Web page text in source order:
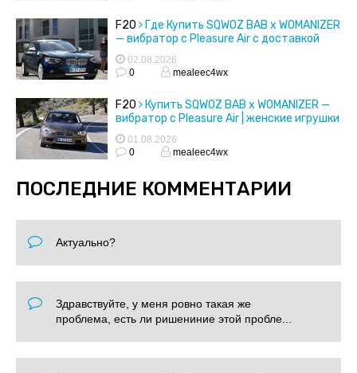
F20
Где Купить SQWOZ BAB x WOMANIZER
— вибратор с Pleasure Air с доставкой
02.08.2026
0
mealeec4wx
F20
Купить SQWOZ BAB x WOMANIZER —
вибратор с Pleasure Air | женские игрушки
01.08.2026
0
mealeec4wx
ПОСЛЕДНИЕ КОММЕНТАРИИ
Актуально?
Здравствуйте, у меня ровно такая же
проблема, есть ли ришениние этой пробле...